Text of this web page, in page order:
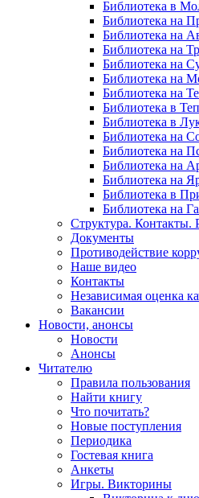
Библиотека в
Библиотека на
Библиотека на
Библиотека на
Библиотека на
Библиотека на
Библиотека на
Библиотека в
Библиотека в
Библиотека на
Библиотека на
Библиотека на
Библиотека на
Библиотека в
Библиотека на
Структура. Контакты.
Документы
Противодействие
Наше видео
Контакты
Независимая оценка
Вакансии
Новости, анонсы
Новости
Анонсы
Читателю
Правила пользования
Найти книгу
Что почитать?
Новые поступления
Периодика
Гостевая книга
Анкеты
Игры. Викторины